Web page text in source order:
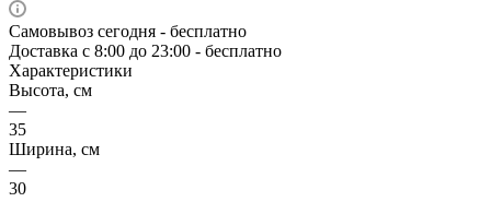
Самовывоз сегодня - бесплатно
Доставка c 8:00 до 23:00 - бесплатно
Характеристики
Высота, см
—
35
Ширина, см
—
30